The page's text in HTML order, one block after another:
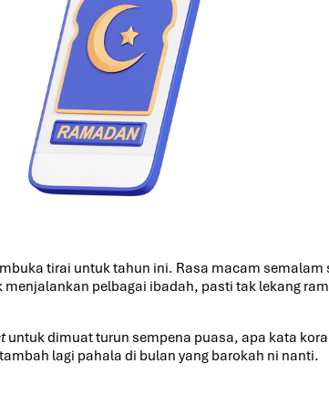
tirai untuk tahun ini. Rasa macam
pelbagai ibadah, pasti tak lekang
untuk dimuat turun sempena puasa, apa kata
lagi pahala di bulan yang barokah ni nanti.